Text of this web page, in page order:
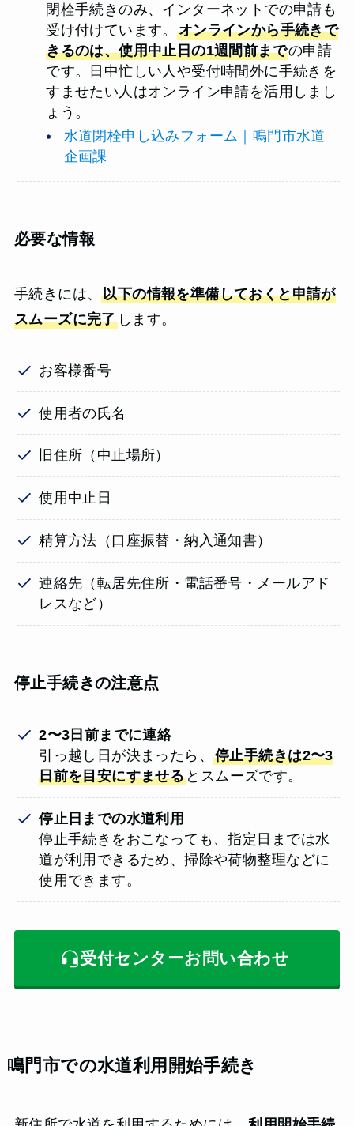
閉栓手続きのみ、インターネットでの申請も
受け付けています。 オンラインから手続きで
きるのは、使用中止日の1週間前までの申請
です。日中忙しい人や受付時間外に手続きを
すませたい人はオンライン申請を活用しまし
ょう。
水道閉栓申し込みフォーム｜鳴門市水道
企画課
必要な情報
手続きには、以下の情報を準備しておくと申請が
スムーズに完了します。
お客様番号
使用者の氏名
旧住所（中止場所）
使用中止日
精算方法（口座振替・納入通知書）
連絡先（転居先住所・電話番号・メールアド
レスなど）
停止手続きの注意点
2〜3日前までに連絡
引っ越し日が決まったら、停止手続きは2〜3
日前を目安にすませる とスムーズです。
停止日までの水道利用
停止手続きをおこなっても、指定日までは水
道が利用できるため、掃除や荷物整理などに
使用できます。
受付センターお問い合わせ
鳴門市での水道利用開始手続き